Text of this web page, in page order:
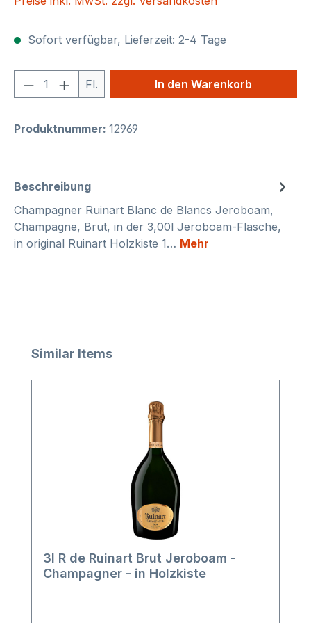
Sofort verfügbar, Lieferzeit: 2-4 Tage
Produkt Anzahl: Gib den
Fl. In den Warenkorb
Produktnummer: 12969
Beschreibung
Champagner Ruinart Blanc de Blancs Jeroboam,
Champagne, Brut, in der 3,00l Jeroboam-Flasche,
in original Ruinart Holzkiste 1… Mehr
Produktgalerie überspringen
Similar Items
3l R de Ruinart Brut Jeroboam -
Champagner - in Holzkiste